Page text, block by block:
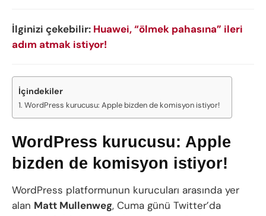
İlginizi çekebilir: Huawei, “ölmek pahasına” ileri
adım atmak istiyor!
İçindekiler
WordPress kurucusu: Apple bizden de komisyon istiyor!
WordPress kurucusu: Apple
bizden de komisyon istiyor!
WordPress platformunun kurucuları arasında yer
alan Matt Mullenweg, Cuma günü Twitter’da